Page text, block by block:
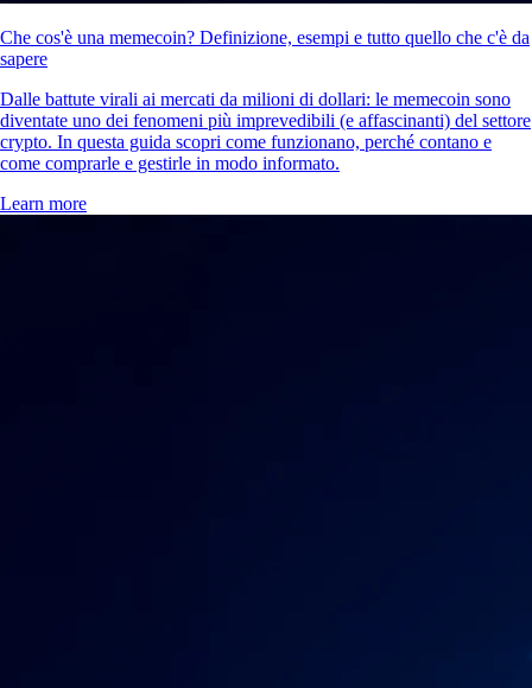
Che cos'è una memecoin? Definizione, esempi e tutto quello che c'è da
sapere
Dalle battute virali ai mercati da milioni di dollari: le memecoin sono
diventate uno dei fenomeni più imprevedibili (e affascinanti) del settore
crypto. In questa guida scopri come funzionano, perché contano e
come comprarle e gestirle in modo informato.
Learn more